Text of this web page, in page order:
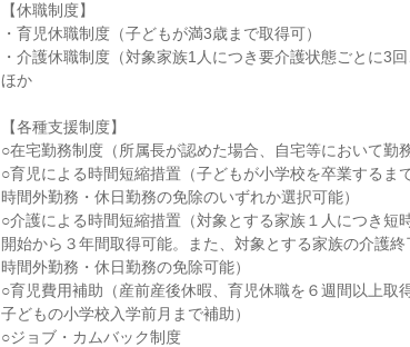
【休職制度】
・育児休職制度（子どもが満3歳まで取得可）
・介護休職制度（対象家族1人につき要介護状態ごとに3
ほか
【各種支援制度】
○在宅勤務制度（所属長が認めた場合、自宅等において勤
○育児による時間短縮措置（子どもが小学校を卒業するま
時間外勤務・休日勤務の免除のいずれか選択可能）
○介護による時間短縮措置（対象とする家族１人につき短
開始から３年間取得可能。また、対象とする家族の介護終
時間外勤務・休日勤務の免除可能）
○育児費用補助（産前産後休暇、育児休職を６週間以上取
子どもの小学校入学前月まで補助）
○ジョブ・カムバック制度